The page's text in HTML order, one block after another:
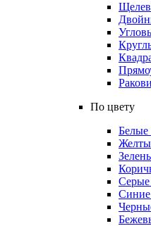
По цвету
Белые